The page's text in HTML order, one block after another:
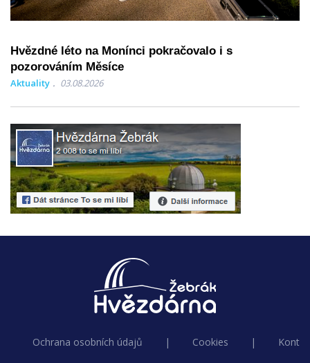
Hvězdné léto na Monínci pokračovalo i s
pozorováním Měsíce
Aktuality 03.08.2026
Ochrana osobních údajů | Cookies |